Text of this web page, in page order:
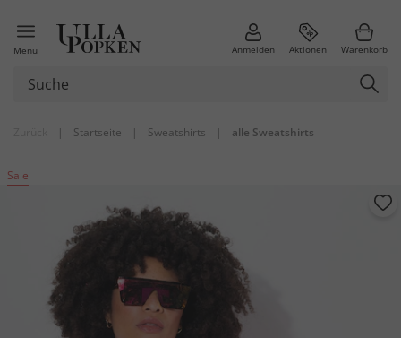
Menü Anmelden Aktionen Warenkorb
| Startseite | Sweatshirts | alle Sweatshirts
Sale